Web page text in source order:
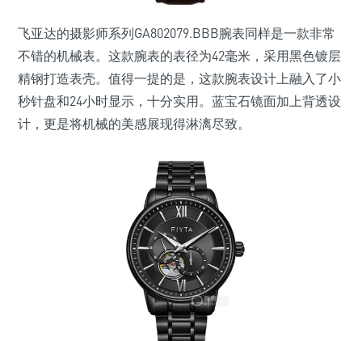
飞亚达的摄影师系列GA802079.BBB腕表同样是一款非常
不错的机械表。这款腕表的表径为42毫米，采用黑色镀层
精钢打造表壳。值得一提的是，这款腕表设计上融入了小
秒针盘和24小时显示，十分实用。蓝宝石镜面加上背透设
计，更是将机械的美感展现得淋漓尽致。